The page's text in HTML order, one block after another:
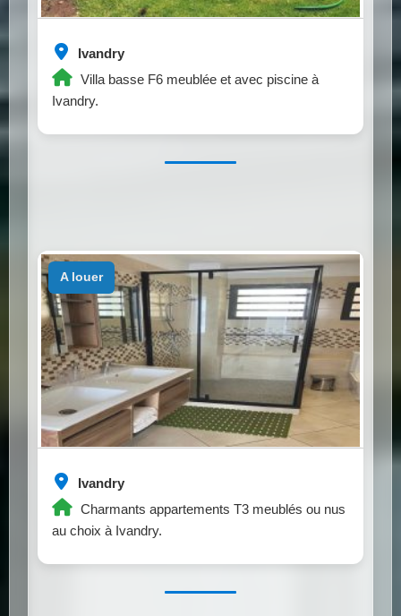
Ivandry
Villa basse F6 meublée et avec piscine à
Ivandry.
Ivandry
Charmants appartements T3 meublés ou nus
au choix à Ivandry.
a louer